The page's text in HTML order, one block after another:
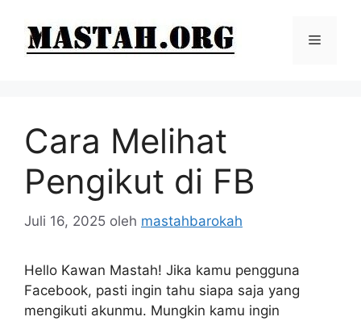
Menu
Cara Melihat
Pengikut di FB
Juli 16, 2025 oleh mastahbarokah
Hello Kawan Mastah! Jika kamu pengguna
Facebook, pasti ingin tahu siapa saja yang
mengikuti akunmu. Mungkin kamu ingin